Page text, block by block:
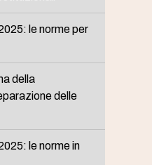
le norme per
della
delle
le norme in